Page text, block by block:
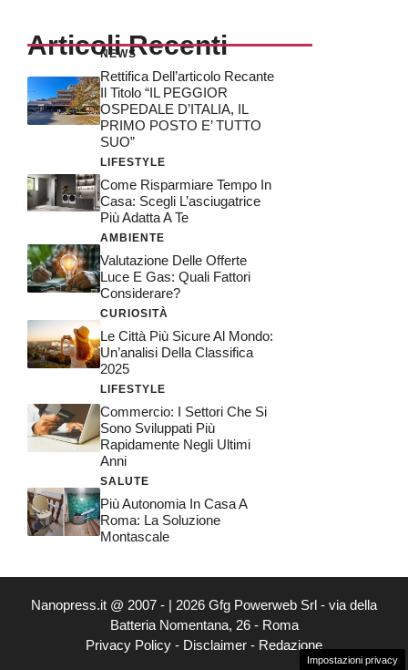
Articoli Recenti
NEWS
Rettifica Dell’articolo Recante
Il Titolo “IL PEGGIOR
OSPEDALE D’ITALIA, IL
PRIMO POSTO E’ TUTTO
SUO”
LIFESTYLE
Come Risparmiare Tempo In
Casa: Scegli L’asciugatrice
Più Adatta A Te
AMBIENTE
Valutazione Delle Offerte
Luce E Gas: Quali Fattori
Considerare?
CURIOSITÀ
Le Città Più Sicure Al Mondo:
Un’analisi Della Classifica
2025
LIFESTYLE
Commercio: I Settori Che Si
Sono Sviluppati Più
Rapidamente Negli Ultimi
Anni
SALUTE
Più Autonomia In Casa A
Roma: La Soluzione
Montascale
Nanopress.it @ 2007 - | 2026 Gfg Powerweb Srl - via della
Batteria Nomentana, 26 - Roma
Privacy Policy - Disclaimer - Redazione
Impostazioni privacy